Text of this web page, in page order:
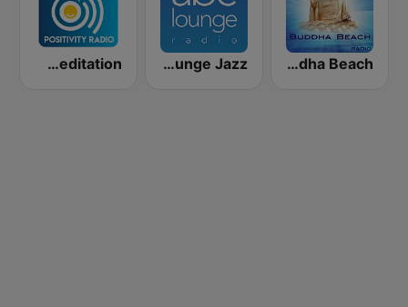
Buddha Beach
ABC Lounge Jazz
Positively Meditation